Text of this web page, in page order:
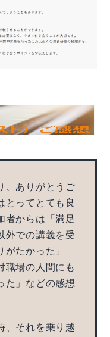
、ありがとうご
とってとても良
者からは「満足
外での講義を受
たかった」
職場の人間にも
た」などの感想
、それを乗り越